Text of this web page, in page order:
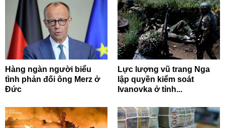
Hàng ngàn người biểu
tình phản đối ông Merz ở
Đức
Lực lượng vũ trang Nga
lập quyền kiểm soát
Ivanovka ở tỉnh...